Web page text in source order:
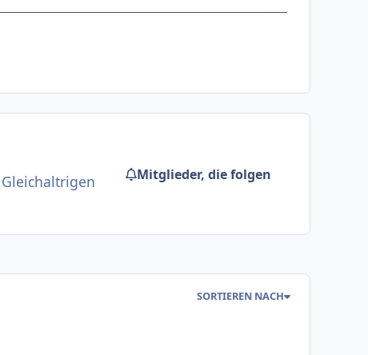
Mitglieder, die folgen
SORTIEREN NACH